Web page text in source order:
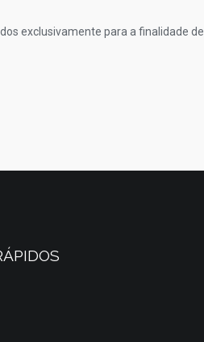
exclusivamente para a finalidade de